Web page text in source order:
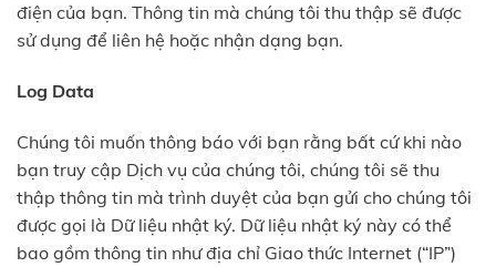
điện của bạn. Thông tin mà chúng tôi thu thập sẽ được
sử dụng để liên hệ hoặc nhận dạng bạn.
Log Data
Chúng tôi muốn thông báo với bạn rằng bất cứ khi nào
bạn truy cập Dịch vụ của chúng tôi, chúng tôi sẽ thu
thập thông tin mà trình duyệt của bạn gửi cho chúng tôi
được gọi là Dữ liệu nhật ký. Dữ liệu nhật ký này có thể
bao gồm thông tin như địa chỉ Giao thức Internet (“IP”)